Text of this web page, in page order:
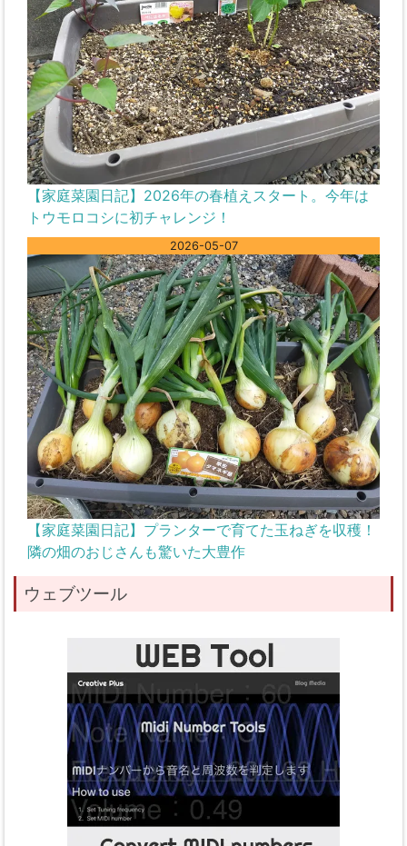
【家庭菜園日記】2026年の春植えスタート。今年は
トウモロコシに初チャレンジ！
2026-05-07
【家庭菜園日記】プランターで育てた玉ねぎを収穫！
隣の畑のおじさんも驚いた大豊作
ウェブツール